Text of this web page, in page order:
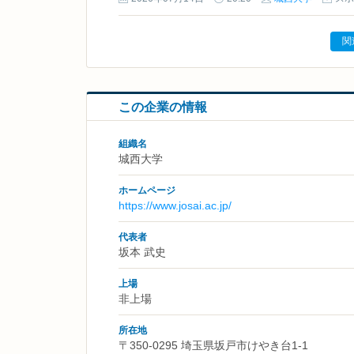
関
この企業の情報
組織名
城西大学
ホームページ
https://www.josai.ac.jp/
代表者
坂本 武史
上場
非上場
所在地
〒350-0295 埼玉県坂戸市けやき台1-1